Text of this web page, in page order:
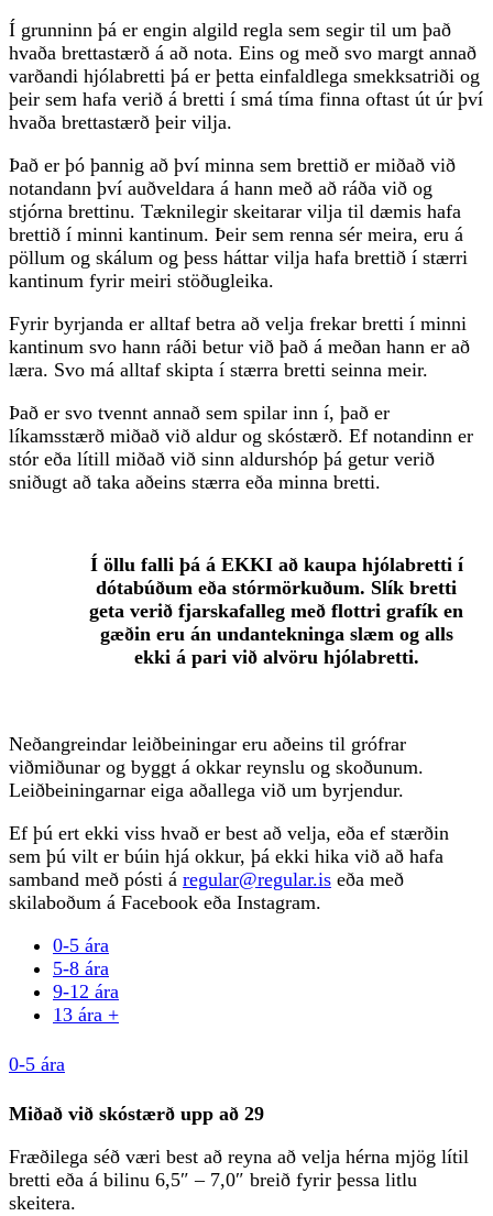
Í grunninn þá er engin algild regla sem segir til um það
hvaða brettastærð á að nota. Eins og með svo margt annað
varðandi hjólabretti þá er þetta einfaldlega smekksatriði og
þeir sem hafa verið á bretti í smá tíma finna oftast út úr því
hvaða brettastærð þeir vilja.
Það er þó þannig að því minna sem brettið er miðað við
notandann því auðveldara á hann með að ráða við og
stjórna brettinu. Tæknilegir skeitarar vilja til dæmis hafa
brettið í minni kantinum. Þeir sem renna sér meira, eru á
pöllum og skálum og þess háttar vilja hafa brettið í stærri
kantinum fyrir meiri stöðugleika.
Fyrir byrjanda er alltaf betra að velja frekar bretti í minni
kantinum svo hann ráði betur við það á meðan hann er að
læra. Svo má alltaf skipta í stærra bretti seinna meir.
Það er svo tvennt annað sem spilar inn í, það er
líkamsstærð miðað við aldur og skóstærð. Ef notandinn er
stór eða lítill miðað við sinn aldurshóp þá getur verið
sniðugt að taka aðeins stærra eða minna bretti.
Í öllu falli þá á EKKI að kaupa hjólabretti í
dótabúðum eða stórmörkuðum. Slík bretti
geta verið fjarskafalleg með flottri grafík en
gæðin eru án undantekninga slæm og alls
ekki á pari við alvöru hjólabretti.
Neðangreindar leiðbeiningar eru aðeins til grófrar
viðmiðunar og byggt á okkar reynslu og skoðunum.
Leiðbeiningarnar eiga aðallega við um byrjendur.
Ef þú ert ekki viss hvað er best að velja, eða ef stærðin
sem þú vilt er búin hjá okkur, þá ekki hika við að hafa
samband með pósti á regular@regular.is eða með
skilaboðum á Facebook eða Instagram.
0-5 ára
5-8 ára
9-12 ára
13 ára +
0-5 ára
Miðað við skóstærð upp að 29
Fræðilega séð væri best að reyna að velja hérna mjög lítil
bretti eða á bilinu 6,5″ – 7,0″ breið fyrir þessa litlu
skeitera.